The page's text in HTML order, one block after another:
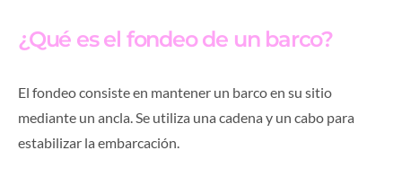
¿Qué es el fondeo de un barco?
El fondeo consiste en mantener un barco en su sitio
mediante un ancla. Se utiliza una cadena y un cabo para
estabilizar la embarcación.